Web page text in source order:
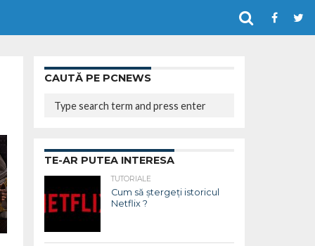
CAUTĂ PE PCNEWS
TE-AR PUTEA INTERESA
TUTORIALE
Cum să ștergeți istoricul
Netflix ?